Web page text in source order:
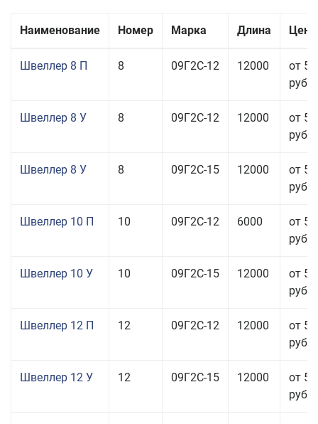
Наименование Номер Марка Длина Цена
Швеллер 8 П 8 09Г2С-12 12000
от
руб.
Швеллер 8 У 8 09Г2С-12 12000
от
руб.
Швеллер 8 У 8 09Г2С-15 12000
от
руб.
Швеллер 10 П 10 09Г2С-12 6000
от
руб.
Швеллер 10 У 10 09Г2С-15 12000
от
руб.
Швеллер 12 П 12 09Г2С-12 12000
от
руб.
Швеллер 12 У 12 09Г2С-15 12000
от
руб.